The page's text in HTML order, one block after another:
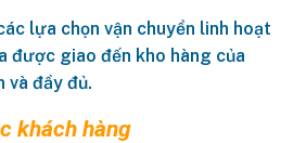
lựa chọn vận chuyển linh hoạt
được giao đến kho hàng của
và đầy đủ.
khách hàng